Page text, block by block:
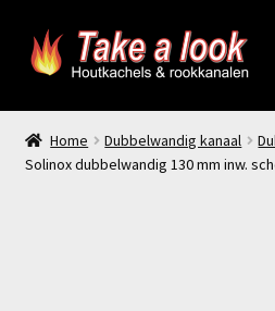
Ga
door
Ga
naar
Home
Prijsindicatie rookkanaal
Home Dubbelwandig kanaal
Solinox dubbelwandig 130 mm inw.